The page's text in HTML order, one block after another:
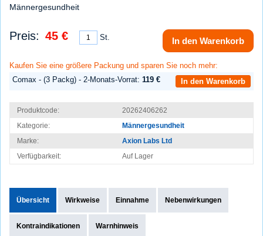
Männergesundheit
Preis: 45 € St. In den Warenkorb
Kaufen Sie eine größere Packung und sparen Sie noch mehr:
Comax - (3 Packg) - 2-Monats-Vorrat: 119 € In den Warenkorb
Produktcode:
20262406262
Kategorie:
Männergesundheit
Marke:
Axion Labs Ltd
Verfügbarkeit:
Auf Lager
Übersicht Wirkweise Einnahme Nebenwirkungen
Kontraindikationen Warnhinweis